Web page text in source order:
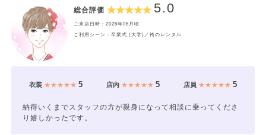
総合評価 5.0
ご来店日時：2026年06月頃
ご利用シーン：卒業式 (大学)／袴のレンタル
衣装★★★★★ 5 店内★★★★★ 5 店員 ★★★★★5
納得いくまでスタッフの方が親身になって相談に乗ってくださ
り嬉しかったです。